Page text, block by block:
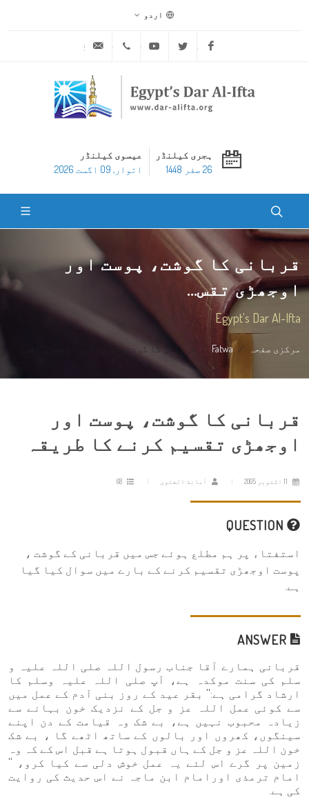
اردو
Facebook
Twitter
Youtube
ہجری کیلنڈر
26 صفر 1448
عیسوی کیلنڈر
اتوار, 09 اگست 2026
قربانی کا گوشت، پوست اور
اوجھڑی تقس...
Egypt's Dar Al-Ifta
مرکزی صفحہ Fatwa قربانی کا گوشت، پوست اور اوجھڑی تقس...
قربانی کا گوشت، پوست اور
اوجھڑی تقسیم کرنے کا طریقہ
أمانة الفتوى
استفتاء پر ہم مطلع ہوئے جس میں قربانی کے گوشت ،
پوست اوجھڑی تقسیم کرنے کے بارے میں سوال کیا گیا
ہے.
قربانی ہمارے آقا جناب رسول اللہ صلی اللہ علیہ و
سلم کی سنت موکدہ ہے، آپ صلی اللہ علیہ وسلم کا
ارشاد گرامی ہے:'' بقر عید کے روز بنی آدم کے عمل میں
سے کوئی عمل اللہ عز و جل کے نزدیک خون بہانے سے
زیادہ محبوب نہیں ہے، بے شک وہ قیامت کے دن اپنے
سینگوں، کھروں اور بالوں کے ساتھ اٹھے گا ، بے شک
خون اللہ عز و جل کے ہاں قبول ہوتا ہے قبل اس کے کہ وہ
زمین پر گرے اس لئے یہ عمل خوش دلی سے کیا کرو، ''
امام ترمذی اورامام ابن ماجہ نے اس حدیث کی روایت
کی ہے.